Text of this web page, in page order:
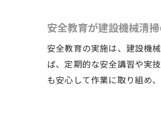
安全教育が建設機械清
安全教育の実施は、建設機
ば、定期的な安全講習や実
も安心して作業に取り組め